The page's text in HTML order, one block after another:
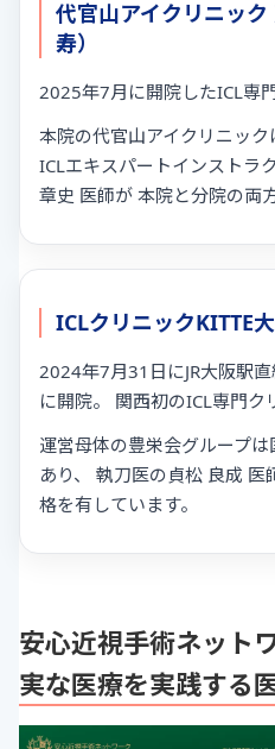
代官山アイクリニッ
寿）
2025年7月に開院したICL専
本院の代官山アイクリニック
ICLエキスパートインストラ
章史 医師が 本院と分院の両
ICLクリニックKITTE
2024年7月31日にJR大阪駅
に開院。 関西初のICL専門ク
運営母体の豊栄会グループ
あり、 執刀医の貞松 良成
格を有しています。
安心近視手術ネット
実な医療を実践する